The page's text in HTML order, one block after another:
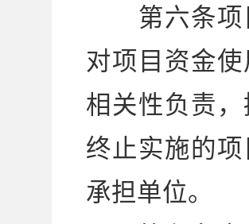
第六条项目
对项目资金
相关性负责
终止实施的
承担单位。